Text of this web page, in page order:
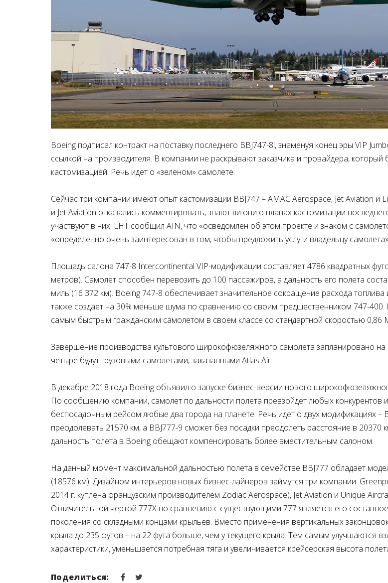
Boeing подписал контракт на поставку последнего BBJ747-8i, знаменуя конец эры VIP
ссылкой на производителя. В компании не раскрывают заказчика и провайдера, который
кастомизацией. Речь идет о «зеленом» самолете.
Сейчас три компании имеют опыт кастомизации BBJ747 – AMAC Aerospace, Jet Aviation и
и Jet Aviation отказались комментировать, знают ли они о планах кастомизации
участвуют в них. LHT сообщил AIN, что «осведомлен об этом проекте и знаком с
«определенно очень заинтересован в том, чтобы предложить услуги владельцу
Площадь салона 747-8 Intercontinental VIP-модификации составляет 4786 квадратных
метров). Самолет способен перевозить до 100 пассажиров, а дальность его полета
миль (16 372 км). Boeing 747-8 обеспечивает значительное сокращение расхода
также создает на 30% меньше шума по сравнению со своим предшественником 747-400.
самым быстрым гражданским самолетом в своем классе со стандартной скоростью 0,86
Завершение производства культового широкофюзеляжного самолета запланировано на
четыре будут грузовыми самолетами, заказанными Atlas Air.
В декабре 2018 года Boeing объявил о запуске бизнес-версии нового
По сообщению компании, самолет по дальности полета превзойдет любых конкурентов
беспосадочным рейсом любые два города на планете. Речь идет о двух модификациях –
преодолевать 21570 км, а BBJ777-9 сможет без посадки преодолеть расстояние в
дальность полета в Boeing обещают компенсировать более вместительным салоном.
На данный момент максимальной дальностью полета в семействе BBJ777 обладает
(18576 км). Дизайном интерьеров новых бизнес-лайнеров займутся три компании:
2014 г. куплена французским производителем Zodiac Aerospace), Jet Aviation и Unique
Отличительной чертой 777X по сравнению с существующими 777 является его
поколения со складными концами крыльев. Вместо применения вертикальных
крыла до 235 футов – на 22 фута больше, чем у текущего крыла. Тем самым улучшаются
характеристики, уменьшается потребная тяга и увеличивается крейсерская высота
Поделиться: